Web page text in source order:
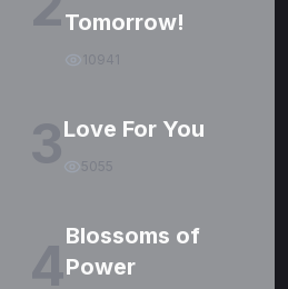
Tomorrow!
Love For You
Blossoms of
Power